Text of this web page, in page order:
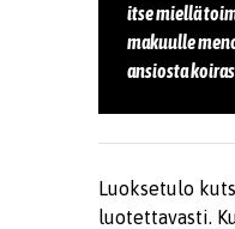
itse miellä
makuulle
ansiosta
Luoksetulo
luotettavasti.